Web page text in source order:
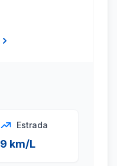
Estrada
9 km/L